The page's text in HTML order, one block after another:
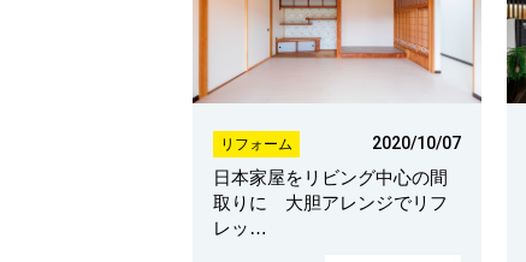
リフォーム 2020/10/07
日本家屋をリビング中心の間
取りに 大胆アレンジでリフ
レッ…